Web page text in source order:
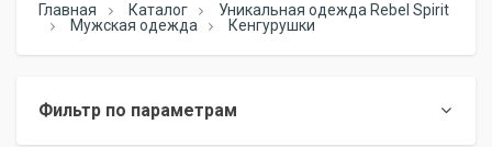
Главная Каталог
Уникальная одежда Rebel Spirit
Мужская одежда
Кенгурушки
Фильтр по параметрам